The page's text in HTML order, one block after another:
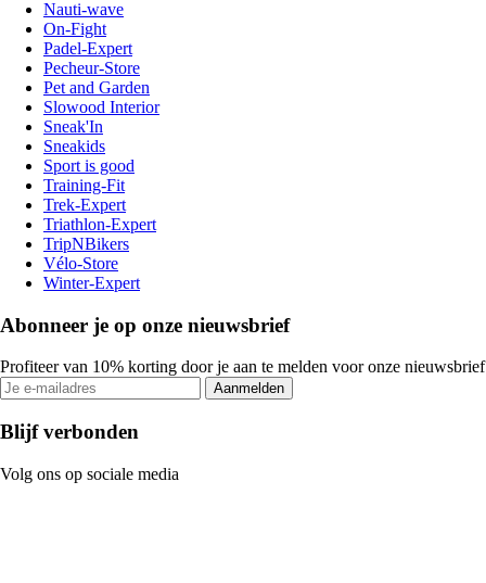
Nauti-wave
On-Fight
Padel-Expert
Pecheur-Store
Pet and Garden
Slowood Interior
Sneak'In
Sneakids
Sport is good
Training-Fit
Trek-Expert
Triathlon-Expert
TripNBikers
Vélo-Store
Winter-Expert
Abonneer je op onze nieuwsbrief
Profiteer van 10% korting door je aan te melden voor onze nieuwsbrief
Aanmelden
Blijf verbonden
Volg ons op sociale media